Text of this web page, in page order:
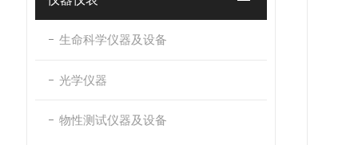
生命科学仪器及设备
光学仪器
物性测试仪器及设备